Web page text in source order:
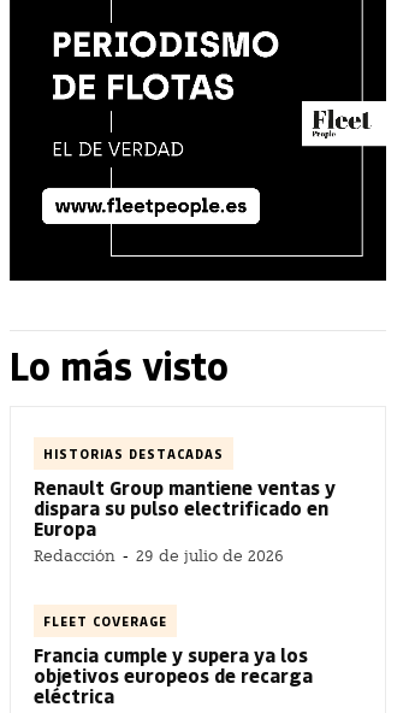
Lo más visto
HISTORIAS DESTACADAS
Renault Group mantiene ventas y
dispara su pulso electrificado en
Europa
Redacción - 29 de julio de 2026
FLEET COVERAGE
Francia cumple y supera ya los
objetivos europeos de recarga
eléctrica